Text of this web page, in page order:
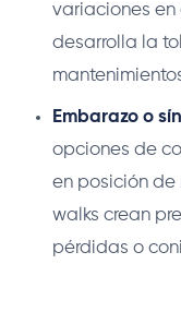
variaciones en
desarrolla la
Embarazo o
opciones de
en posición de
walks crean
pérdidas o